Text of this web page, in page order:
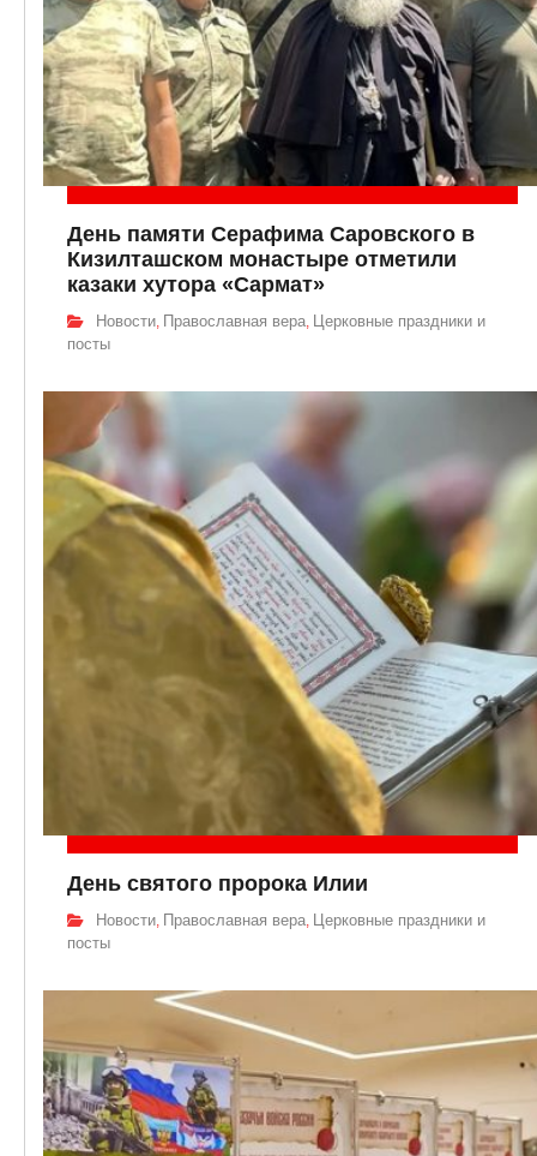
День памяти Серафима Саровского в
Кизилташском монастыре отметили
казаки хутора «Сармат»
Новости, Православная вера, Церковные праздники и
посты
День святого пророка Илии
Новости, Православная вера,
Церковные праздники и
посты